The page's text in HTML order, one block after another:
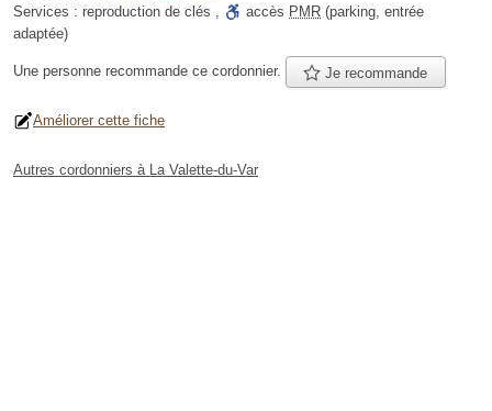
Services : reproduction de clés , accès PMR (parking, entrée
adaptée)
Une personne recommande ce cordonnier. Je recommande
Améliorer cette fiche
Autres cordonniers à La Valette-du-Var